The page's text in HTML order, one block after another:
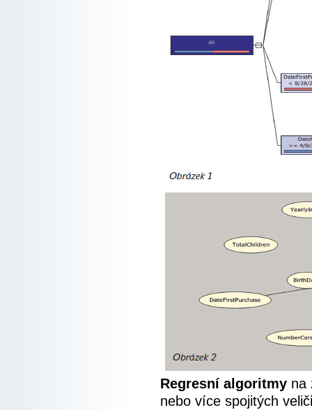
Regresní algoritmy na
nebo více spojitých